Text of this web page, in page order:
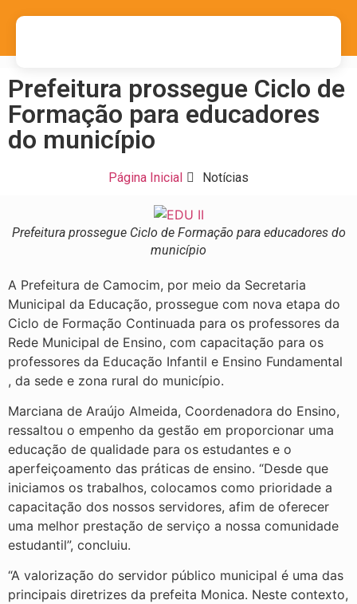
Prefeitura prossegue Ciclo de
Formação para educadores
do município
Página Inicial Notícias
Prefeitura prossegue Ciclo de Formação para educadores do
município
A Prefeitura de Camocim, por meio da Secretaria
Municipal da Educação, prossegue com nova etapa do
Ciclo de Formação Continuada para os professores da
Rede Municipal de Ensino, com capacitação para os
professores da Educação Infantil e Ensino Fundamental
, da sede e zona rural do município.
Marciana de Araújo Almeida, Coordenadora do Ensino,
ressaltou o empenho da gestão em proporcionar uma
educação de qualidade para os estudantes e o
aperfeiçoamento das práticas de ensino. “Desde que
iniciamos os trabalhos, colocamos como prioridade a
capacitação dos nossos servidores, afim de oferecer
uma melhor prestação de serviço a nossa comunidade
estudantil”, concluiu.
“A valorização do servidor público municipal é uma das
principais diretrizes da prefeita Monica. Neste contexto,